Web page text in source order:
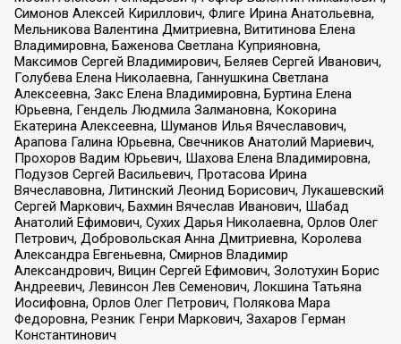
Симонов Алексей Кириллович, Флиге Ирина Анатольевна,
Мельникова Валентина Дмитриевна, Вититинова Елена
Владимировна, Баженова Светлана Куприяновна,
Максимов Сергей Владимирович, Беляев Сергей Иванович,
Голубева Елена Николаевна, Ганнушкина Светлана
Алексеевна, Закс Елена Владимировна, Буртина Елена
Юрьевна, Гендель Людмила Залмановна, Кокорина
Екатерина Алексеевна, Шуманов Илья Вячеславович,
Арапова Галина Юрьевна, Свечников Анатолий Мариевич,
Прохоров Вадим Юрьевич, Шахова Елена Владимировна,
Подузов Сергей Васильевич, Протасова Ирина
Вячеславовна, Литинский Леонид Борисович, Лукашевский
Сергей Маркович, Бахмин Вячеслав Иванович, Шабад
Анатолий Ефимович, Сухих Дарья Николаевна, Орлов Олег
Петрович, Добровольская Анна Дмитриевна, Королева
Александра Евгеньевна, Смирнов Владимир
Александрович, Вицин Сергей Ефимович, Золотухин Борис
Андреевич, Левинсон Лев Семенович, Локшина Татьяна
Иосифовна, Орлов Олег Петрович, Полякова Мара
Федоровна, Резник Генри Маркович, Захаров Герман
Константинович